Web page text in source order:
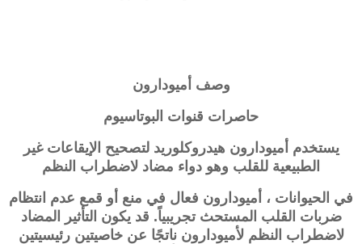
وصف أميودارون
حاصرات قنوات البوتاسيوم
يستخدم أميودارون هيدروكلوريد لتصحيح الإيقاعات غير
الطبيعية للقلب وهو دواء مضاد لاضطراب النظم
في الحيوانات ، أميودارون فعال في منع أو قمع عدم انتظام
ضربات القلب المستحث تجريبياً. قد يكون التأثير المضاد
لاضطراب النظم لأميودارون ناتجًا عن خاصيتين رئيسيتين